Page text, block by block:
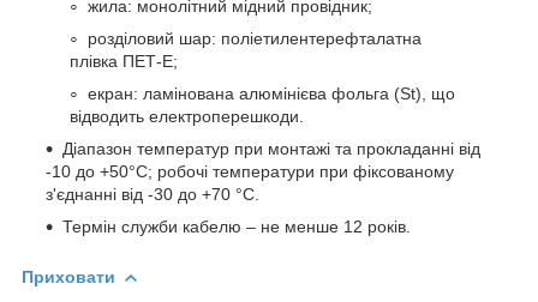
жила: монолітний мідний провідник;
розділовий шар: поліетилентерефталатна
плівка ПЕТ-Е;
екран: ламінована алюмінієва фольга (St), що
відводить електроперешкоди.
Діапазон температур при монтажі та прокладанні від
-10 до +50°С; робочі температури при фіксованому
з'єднанні від -30 до +70 °С.
Термін служби кабелю – не менше 12 років.
Приховати